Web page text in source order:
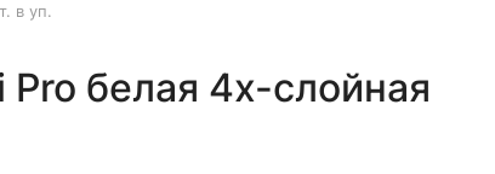
в уп.
белая 4х-слойная